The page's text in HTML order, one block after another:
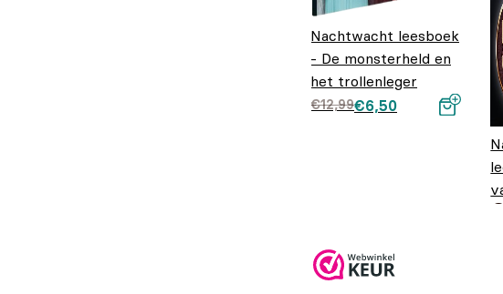
Nachtwacht leesboek
- De monsterheld en
het trollenleger
€12,99
Oorspronkelijke
€6,50
Huidige prijs is:
€